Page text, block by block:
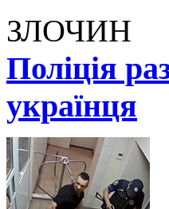
ЗЛОЧИН
Поліція
українця